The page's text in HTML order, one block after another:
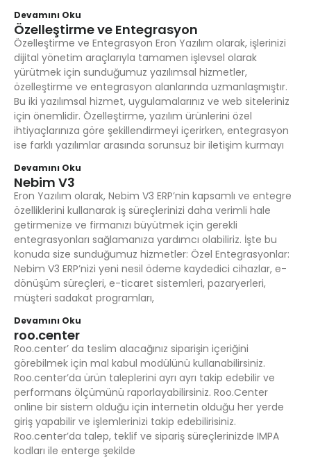
Devamını Oku
Özelleştirme ve Entegrasyon
Özelleştirme ve Entegrasyon Eron Yazılım olarak, işlerinizi
dijital yönetim araçlarıyla tamamen işlevsel olarak
yürütmek için sunduğumuz yazılımsal hizmetler,
özelleştirme ve entegrasyon alanlarında uzmanlaşmıştır.
Bu iki yazılımsal hizmet, uygulamalarınız ve web siteleriniz
için önemlidir. Özelleştirme, yazılım ürünlerini özel
ihtiyaçlarınıza göre şekillendirmeyi içerirken, entegrasyon
ise farklı yazılımlar arasında sorunsuz bir iletişim kurmayı
Devamını Oku
Nebim V3
Eron Yazılım olarak, Nebim V3 ERP’nin kapsamlı ve entegre
özelliklerini kullanarak iş süreçlerinizi daha verimli hale
getirmenize ve firmanızı büyütmek için gerekli
entegrasyonları sağlamanıza yardımcı olabiliriz. İşte bu
konuda size sunduğumuz hizmetler: Özel Entegrasyonlar:
Nebim V3 ERP’nizi yeni nesil ödeme kaydedici cihazlar, e-
dönüşüm süreçleri, e-ticaret sistemleri, pazaryerleri,
müşteri sadakat programları,
Devamını Oku
roo.center
Roo.center’ da teslim alacağınız siparişin içeriğini
görebilmek için mal kabul modülünü kullanabilirsiniz.
Roo.center’da ürün taleplerini ayrı ayrı takip edebilir ve
performans ölçümünü raporlayabilirsiniz. Roo.Center
online bir sistem olduğu için internetin olduğu her yerde
giriş yapabilir ve işlemlerinizi takip edebilirisiniz.
Roo.center’da talep, teklif ve sipariş süreçlerinizde IMPA
kodları ile enterge şekilde